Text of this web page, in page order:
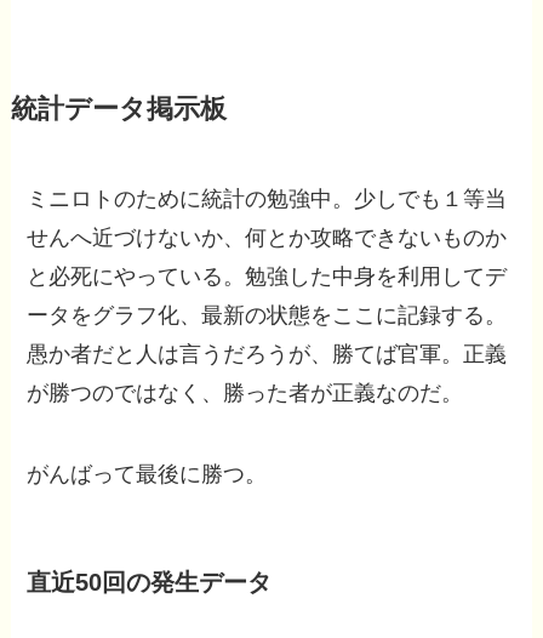
統計データ掲示板
ミニロトのために統計の勉強中。少しでも１等当
せんへ近づけないか、何とか攻略できないものか
と必死にやっている。勉強した中身を利用してデ
ータをグラフ化、最新の状態をここに記録する。
愚か者だと人は言うだろうが、勝てば官軍。正義
が勝つのではなく、勝った者が正義なのだ。
がんばって最後に勝つ。
直近50回の発生データ